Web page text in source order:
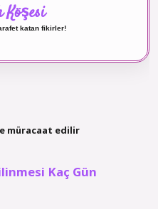
Köşesi
katan fikirler!
müracaat edilir
Kaç Gün